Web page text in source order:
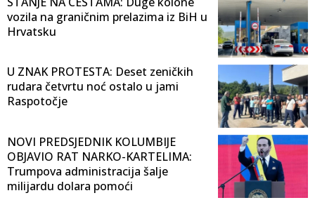
vozila na graničnim prelazima iz BiH u
Hrvatsku
U ZNAK PROTESTA: Deset zeničkih
rudara četvrtu noć ostalo u jami
Raspotočje
NOVI PREDSJEDNIK KOLUMBIJE
OBJAVIO RAT NARKO-KARTELIMA:
Trumpova administracija šalje
milijardu dolara pomoći